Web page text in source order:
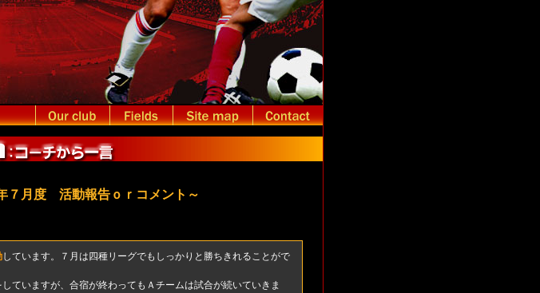
７月度 活動報告ｏｒコメント～
しています。７月は四種リーグでもしっかりと勝ちきれることがで
ていますが、合宿が終わってもＡチームは試合が続いていきま